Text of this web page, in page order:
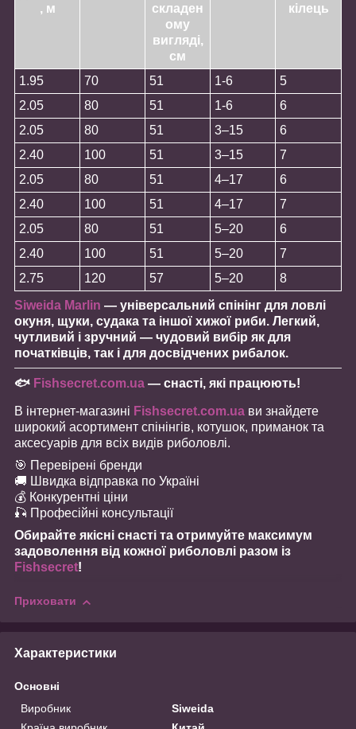
, м
складен
ому
вигляді,
см
кілець
1.95 70 51 1-6
5
2.05
80 51 1-6
6
2.05
80 51 3–15
6
2.40
100 51 3–15
7
2.05
80 51 4–17
6
2.40
100 51 4–17
7
2.05
80 51 5–20
6
2.40
100 51 5–20
7
2.75
120 57 5–20
8
Siweida Marlin — універсальний спінінг для ловлі
окуня, щуки, судака та іншої хижої риби. Легкий,
чутливий і зручний — чудовий вибір як для
початківців, так і для досвідчених рибалок.
🐟 Fishsecret.com.ua — снасті, які працюють!
В інтернет-магазині Fishsecret.com.ua ви знайдете
широкий асортимент спінінгів, котушок, приманок та
аксесуарів для всіх видів риболовлі.
🎯 Перевірені бренди
🚚 Швидка відправка по Україні
💰 Конкурентні ціни
🎣 Професійні консультації
Обирайте якісні снасті та отримуйте максимум
задоволення від кожної риболовлі разом із
Fishsecret!
Приховати
Характеристики
Основні
Виробник
Siweida